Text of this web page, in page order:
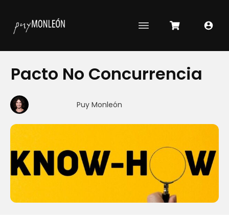
Pacto No Concurrencia
Puy Monleón